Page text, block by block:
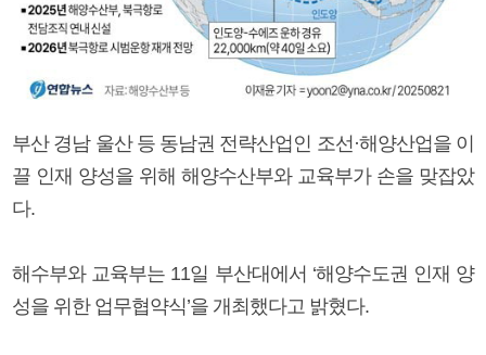
부산 경남 울산 등 동남권 전략산업인 조선·해양산업을 이
끌 인재 양성을 위해 해양수산부와 교육부가 손을 맞잡았
다.
해수부와 교육부는 11일 부산대에서 ‘해양수도권 인재 양
성을 위한 업무협약식’을 개최했다고 밝혔다.